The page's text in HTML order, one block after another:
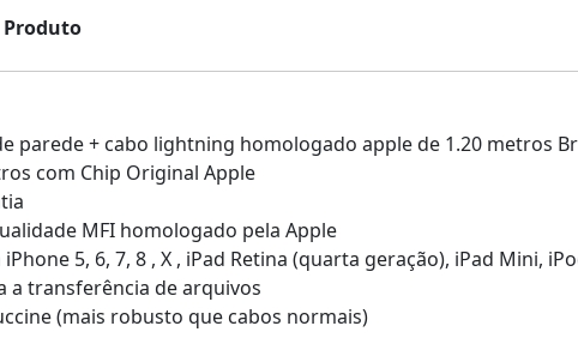
Produto
parede + cabo lightning homologado apple de 1.20 metros
com Chip Original Apple
MFI homologado pela Apple
5, 6, 7, 8 , X , iPad Retina (quarta geração), iPad Mini,
a transferência de arquivos
(mais robusto que cabos normais)